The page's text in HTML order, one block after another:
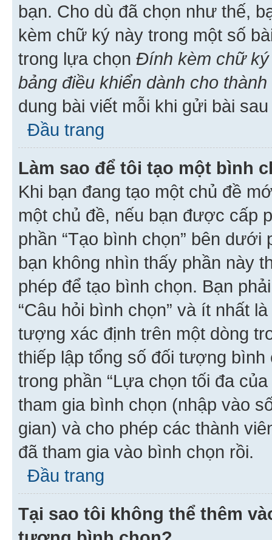
bạn. Cho dù đã chọn như thế,
kèm chữ ký này trong một số
trong lựa chọn Đính kèm chữ
bảng điều khiển dành cho
dung bài viết mỗi khi gửi bài sau
Đầu trang
Làm sao để tôi tạo một bình
Khi bạn đang tạo một chủ đề
một chủ đề, nếu bạn được cấp
phần “Tạo bình chọn” bên
bạn không nhìn thấy phần này
phép để tạo bình chọn. Bạn
“Câu hỏi bình chọn” và ít nhất
tượng xác định trên một dòng
thiếp lập tổng số đối tượng
trong phần “Lựa chọn tối đa
tham gia bình chọn (nhập vào
gian) và cho phép các thành
đã tham gia vào bình chọn rồi.
Đầu trang
Tại sao tôi không thể thêm